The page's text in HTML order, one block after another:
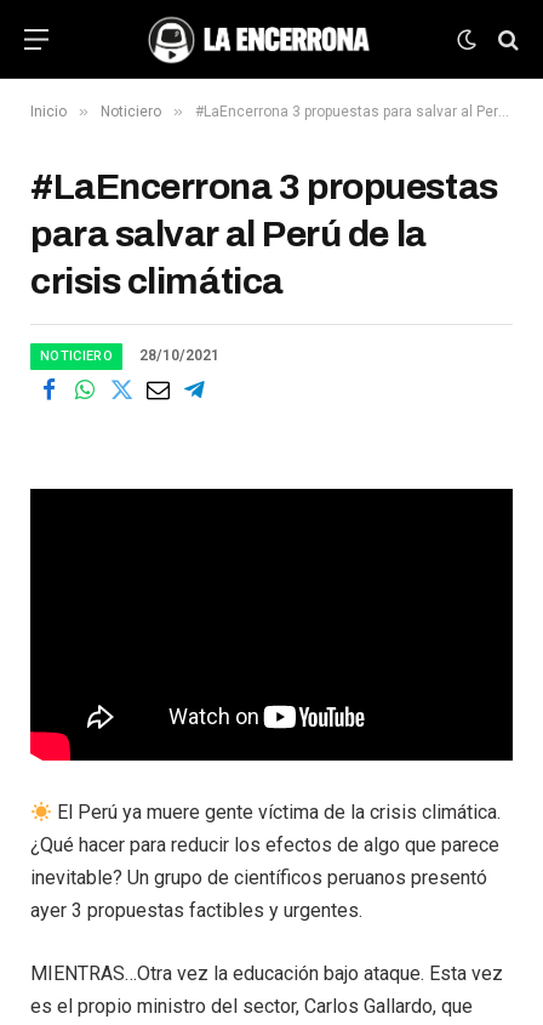
Inicio » Noticiero » #LaEncerrona 3 propuestas para salvar al Perú de la crisis climática
#LaEncerrona 3 propuestas
para salvar al Perú de la
crisis climática
NOTICIERO 28/10/2021
El Perú ya muere gente víctima de la crisis climática.
¿Qué hacer para reducir los efectos de algo que parece
inevitable? Un grupo de científicos peruanos presentó
ayer 3 propuestas factibles y urgentes.
MIENTRAS…Otra vez la educación bajo ataque. Esta vez
es el propio ministro del sector, Carlos Gallardo, que